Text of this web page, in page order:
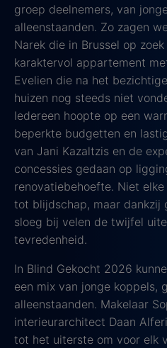
groep deelnemers, van
alleenstaanden. Zo zagen
Narek die in Brussel op
karaktervol appartement
Evelien die na het
huizen nog steeds niet
Iedereen hoopte op een
beperkte budgetten en
van Jani Kazaltzis en de
concessies gedaan op
renovatiebehoefte. Niet
tot blijdschap, maar dankzij
sloeg bij velen de twijfel
tevredenheid.
In Blind Gekocht 2026
een mix van jonge koppels,
alleenstaanden. Makelaar
interieurarchitect Daan
tot het uiterste om voor elk